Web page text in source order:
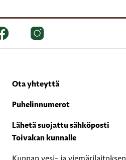
Ota yhteyttä
Puhelinnumerot
Lähetä suojattu sähköposti
Toivakan kunnalle